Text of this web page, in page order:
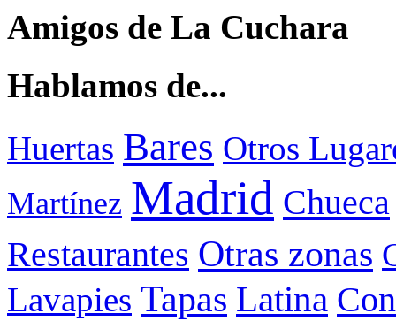
Amigos de La Cuchara
Hablamos de...
Huertas Bares Otros
Martínez Madrid Chueca
Restaurantes Otras zonas
Lavapies Tapas Latina